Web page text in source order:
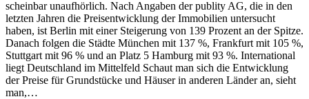
scheinbar unaufhörlich. Nach Angaben der publity AG, die in den
letzten Jahren die Preisentwicklung der Immobilien untersucht
haben, ist Berlin mit einer Steigerung von 139 Prozent an der Spitze.
Danach folgen die Städte München mit 137 %, Frankfurt mit 105 %,
Stuttgart mit 96 % und an Platz 5 Hamburg mit 93 %. International
liegt Deutschland im Mittelfeld Schaut man sich die Entwicklung
der Preise für Grundstücke und Häuser in anderen Länder an, sieht
man,…